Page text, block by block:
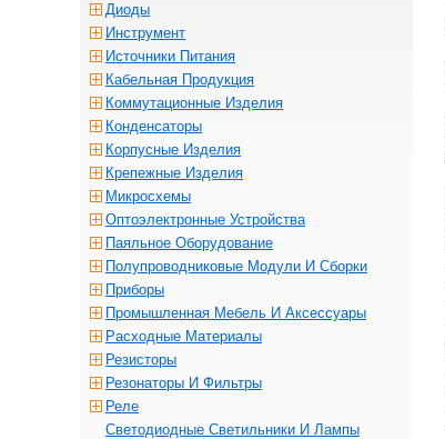
Диоды
Инструмент
Источники Питания
Кабельная Продукция
Коммутационные Изделия
Конденсаторы
Корпусные Изделия
Крепежные Изделия
Микросхемы
Оптоэлектронные Устройства
Паяльное Оборудование
Полупроводниковые Модули И Сборки
Приборы
Промышленная Мебель И Аксессуары
Расходные Материалы
Резисторы
Резонаторы И Фильтры
Реле
Светодиодные Светильники И Лампы